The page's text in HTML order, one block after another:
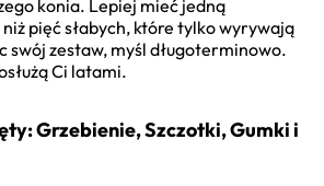
konia. Lepiej mieć jedną
pięć słabych, które tylko wyrywają
swój zestaw, myśl długoterminowo.
Ci latami.
Grzebienie, Szczotki, Gumki i